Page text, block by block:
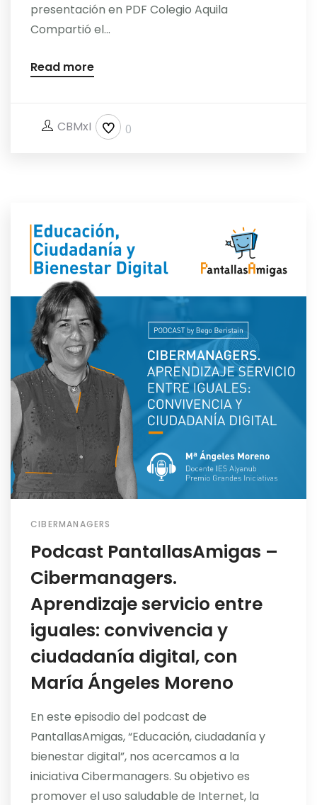
presentación en PDF Colegio Aquila
Compartió el...
Read more
CBMxI 0
CIBERMANAGERS
Podcast PantallasAmigas –
Cibermanagers.
Aprendizaje servicio entre
iguales: convivencia y
ciudadanía digital, con
María Ángeles Moreno
En este episodio del podcast de
PantallasAmigas, “Educación, ciudadanía y
bienestar digital”, nos acercamos a la
iniciativa Cibermanagers. Su objetivo es
promover el uso saludable de Internet, la